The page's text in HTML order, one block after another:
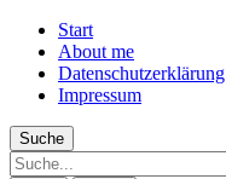
Start
About me
Datenschutzerklärung
Impressum
Suche
Suche